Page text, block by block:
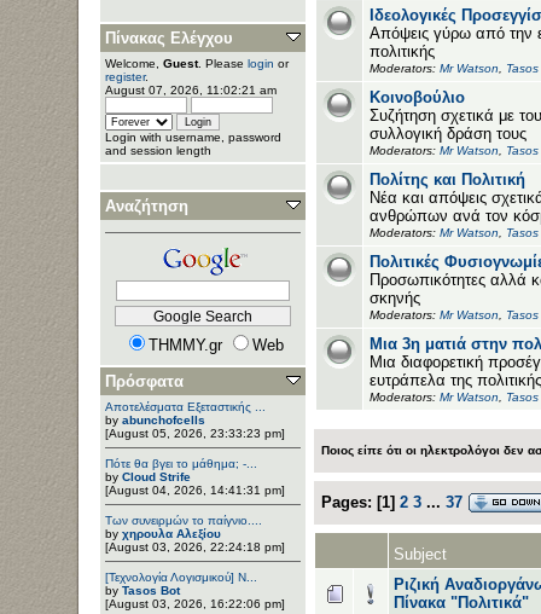
Πίνακας Ελέγχου
Welcome, Guest. Please login or
register.
August 07, 2026, 11:02:21 am
Login with username, password
and session length
Αναζήτηση
THMMY.gr
Web
Πρόσφατα
Αποτελέσματα Εξεταστικής ...
by abunchofcells
[August 05, 2026, 23:33:23 pm]
Πότε θα βγει το μάθημα; -...
by Cloud Strife
[August 04, 2026, 14:41:31 pm]
Των συνειρμών το παίγνιο....
by χηρουλα Αλεξίου
[August 03, 2026, 22:24:18 pm]
[Τεχνολογία Λογισμικού] Ν...
by Tasos Bot
[August 03, 2026, 16:22:06 pm]
Ιδεολογικές
Απόψεις γύρω από την
πολιτικής
Moderators: Mr Watson
Κοινοβούλιο
Συζήτηση σχετικά με
συλλογική δράση τους
Moderators: Mr Watson
Πολίτης και Πολιτική
Νέα και απόψεις
ανθρώπων ανά τον
Moderators: Mr Watson
Πολιτικές
Προσωπικότητες αλλά
σκηνής
Moderators: Mr Watson
Μια 3η ματιά στην
Μια διαφορετική
ευτράπελα της
Moderators: Mr Watson
Ποιος είπε ότι οι ηλεκτρολόγοι δεν
Pages: [1] 2 3 ... 37
Subject
Ριζική
Πίνακα "Πολιτικά"